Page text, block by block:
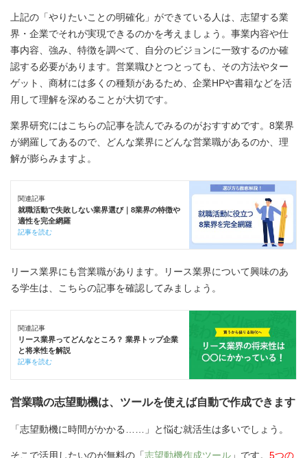
上記の「やりたいことの明確化」ができている人は、志望する業
界・企業でそれが実現できるのかを考えましょう。事業内容や仕
事内容、強み、特徴を調べて、自分のビジョンに一致するのか確
認する必要があります。営業職ひとつとっても、その方法やター
ゲット、商材には多くの種類があるため、企業HPや書籍などを活
用して理解を深めることが大切です。
業界研究にはこちらの記事を読んでみるのがおすすめです。8業界
が網羅してあるので、どんな業界にどんな営業職があるのか、理
解が膨らみますよ。
関連記事
就職活動で失敗しない業界選び｜8業界の特徴や
適性を完全網羅
記事を読む
リース業界にも営業職があります。リース業界について興味のあ
る学生は、こちらの記事を確認してみましょう。
関連記事
リース業界ってどんなところ？ 業界トップ企業
と将来性を解説
記事を読む
営業職の志望動機は、ツールを使えば自動で作成できます
「志望動機に時間がかかる……」と悩む就活生は多いでしょう。
そこで活用したいのが無料の「志望動機作成ツール 」です。 5つの